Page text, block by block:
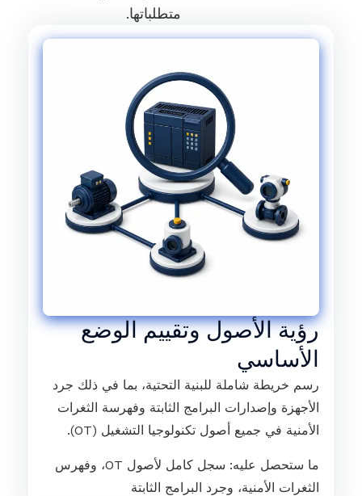
متطلباتها.
رؤية الأصول وتقييم الوضع
الأساسي
رسم خريطة شاملة للبنية التحتية، بما في ذلك جرد
الأجهزة وإصدارات البرامج الثابتة وفهرسة الثغرات
الأمنية في جميع أصول تكنولوجيا التشغيل (OT).
ما ستحصل عليه: سجل كامل لأصول OT، وفهرس
الثغرات الأمنية، وجرد البرامج الثابتة